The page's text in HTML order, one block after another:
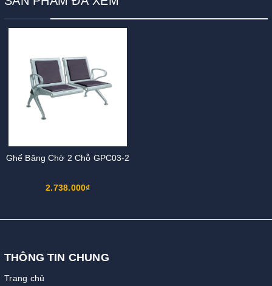
Ghế Băng Chờ 2 Chỗ GPC03-2
2.738.000₫
THÔNG TIN CHUNG
Trang chủ